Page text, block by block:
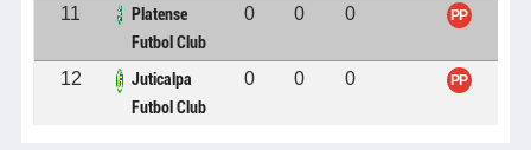
11
Platense
Futbol Club
0 0 0 PP
12
Juticalpa
Futbol Club
0 0 0 PP